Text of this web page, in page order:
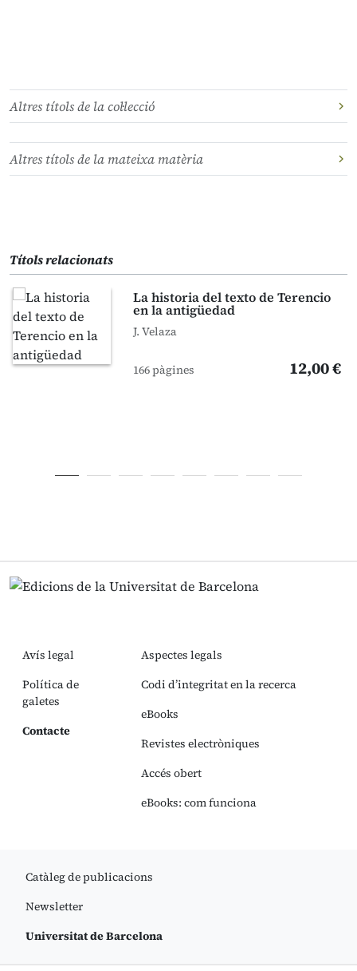
Altres títols de la col·lecció
Altres títols de la mateixa matèria
Títols relacionats
La historia del texto de Terencio
en la antigüedad
J. Velaza
166 pàgines 12,00 €
Avís legal
Política de
galetes
Contacte
Aspectes legals
Codi d’integritat en la recerca
eBooks
Revistes electròniques
Accés obert
eBooks: com funciona
Catàleg de publicacions
Newsletter
Universitat de Barcelona